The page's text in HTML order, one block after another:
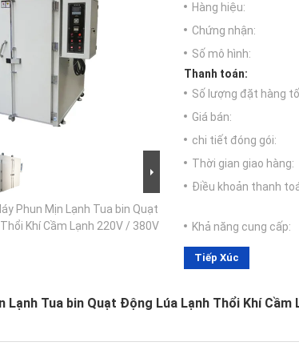
Phun Mịn Lạnh Tua bin Quạt
Khí Cầm Lạnh 220V / 380V
Hàng hiệu:
Chứng nhận:
Số mô hình:
Thanh toán:
Số lượng đặt hàng
Giá bán:
chi tiết đóng gói:
Thời gian giao hàng:
Điều khoản thanh
Khả năng cung cấp:
Tiếp Xúc
Lạnh Tua bin Quạt Động Lúa Lạnh Thổi Khí Cầm